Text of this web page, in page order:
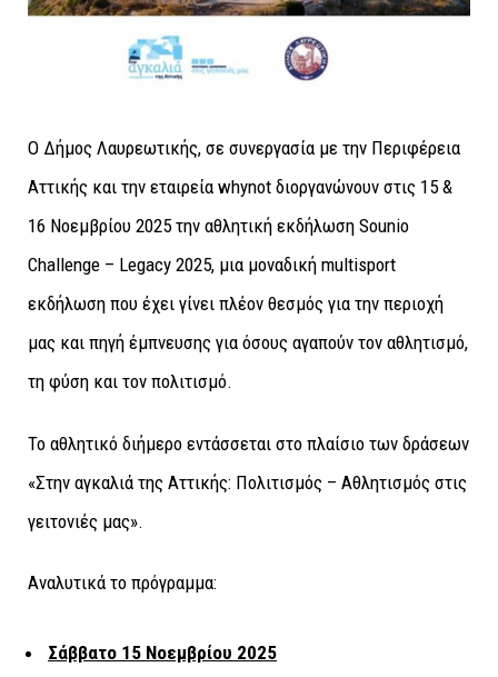
Ο Δήμος Λαυρεωτικής, σε συνεργασία με την Περιφέρεια
Αττικής και την εταιρεία whynot διοργανώνουν στις 15 &
16 Νοεμβρίου 2025 την αθλητική εκδήλωση Sounio
Challenge – Legacy 2025, μια μοναδική multisport
εκδήλωση που έχει γίνει πλέον θεσμός για την περιοχή
μας και πηγή έμπνευσης για όσους αγαπούν τον αθλητισμό,
τη φύση και τον πολιτισμό.
Το αθλητικό διήμερο εντάσσεται στο πλαίσιο των δράσεων
«Στην αγκαλιά της Αττικής: Πολιτισμός – Αθλητισμός στις
γειτονιές μας».
Αναλυτικά το πρόγραμμα:
Σάββατο 15 Νοεμβρίου 2025